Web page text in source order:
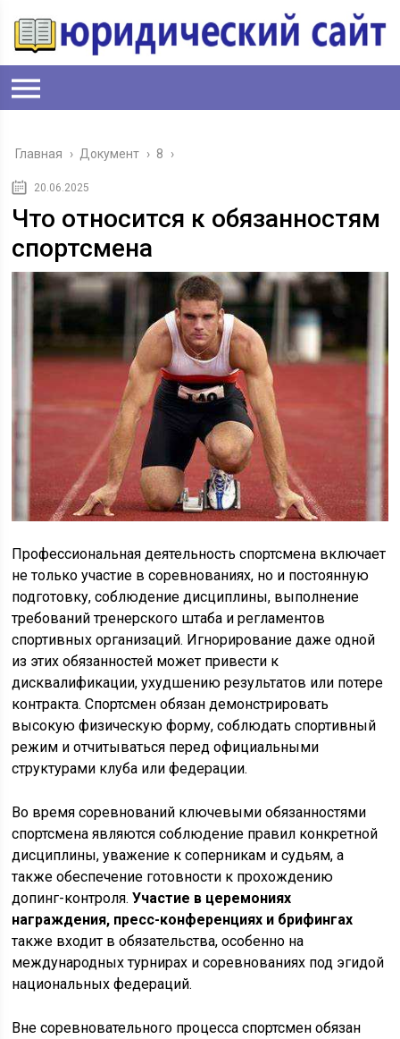
Главная › Документ › 8 ›
20.06.2025
Что относится к обязанностям
спортсмена
Профессиональная деятельность спортсмена включает
не только участие в соревнованиях, но и постоянную
подготовку, соблюдение дисциплины, выполнение
требований тренерского штаба и регламентов
спортивных организаций. Игнорирование даже одной
из этих обязанностей может привести к
дисквалификации, ухудшению результатов или потере
контракта. Спортсмен обязан демонстрировать
высокую физическую форму, соблюдать спортивный
режим и отчитываться перед официальными
структурами клуба или федерации.
Во время соревнований ключевыми обязанностями
спортсмена являются соблюдение правил конкретной
дисциплины, уважение к соперникам и судьям, а
также обеспечение готовности к прохождению
допинг-контроля.Участие в церемониях
награждения, пресс-конференциях и брифингах
также входит в обязательства, особенно на
международных турнирах и соревнованиях под эгидой
национальных федераций.
Вне соревновательного процесса спортсмен обязан